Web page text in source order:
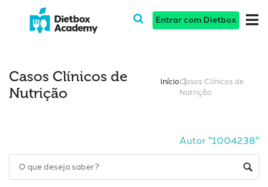
Entrar com Dietbox
Casos Clínicos de
Nutrição
InícioCasos Clínicos de
Nutrição
Autor "1004238"